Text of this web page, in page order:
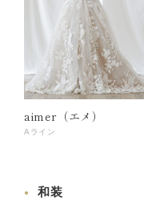
aimer（エメ）
Aライン
和装